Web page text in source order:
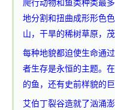
地分割和扭曲成形形色
山，干旱的稀树草原，
每种地貌都迫使生命通
者生存是永恒的主题。
的鱼，还有史前样貌的巨
艾伯丁裂谷造就了汹涌